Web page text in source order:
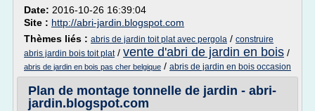
Date: 2016-10-26 16:39:04
Site : http://abri-jardin.blogspot.com
Thèmes liés : abris de jardin toit plat avec pergola / construire
abris jardin bois toit plat/ vente d'abri de jardin en bois /
abris de jardin en bois pas cher belgique / abris de jardin en bois occasion
Plan de montage tonnelle de jardin - abri-
jardin.blogspot.com